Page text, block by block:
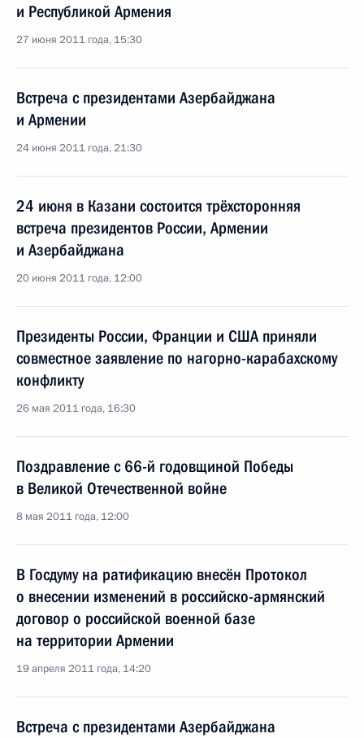
и Республикой Армения
27 июня 2011 года, 15:30
Встреча с президентами Азербайджана
и Армении
24 июня 2011 года, 21:30
24 июня в Казани состоится трёхсторонняя
встреча президентов России, Армении
и Азербайджана
20 июня 2011 года, 12:00
Президенты России, Франции и США приняли
совместное заявление по нагорно-карабахскому
конфликту
26 мая 2011 года, 16:30
Поздравление с 66-й годовщиной Победы
в Великой Отечественной войне
8 мая 2011 года, 12:00
В Госдуму на ратификацию внесён Протокол
о внесении изменений в российско-армянский
договор о российской военной базе
на территории Армении
19 апреля 2011 года, 14:20
Встреча с президентами Азербайджана